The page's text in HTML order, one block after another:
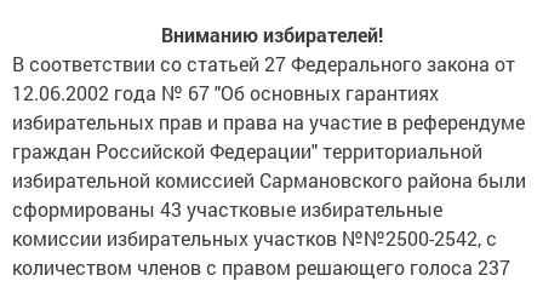
Вниманию избирателей!
В соответствии со статьей 27 Федерального закона от
12.06.2002 года № 67 "Об основных гарантиях
избирательных прав и права на участие в референдуме
граждан Российской Федерации" территориальной
избирательной комиссией Сармановского района были
сформированы 43 участковые избирательные
комиссии избирательных участков №№2500-2542, с
количеством членов с правом решающего голоса 237